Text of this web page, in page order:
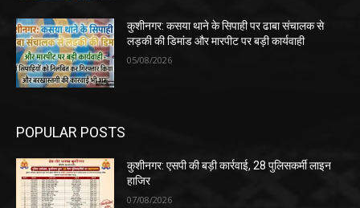
कुशीनगर: कसया थाने के सिपाही पर ढाबा संचालक से
लड़की की डिमांड और मारपीट पर बड़ी कार्यवाही
05/08/2026
POPULAR POSTS
कुशीनगर: एसपी की बड़ी कार्रवाई, 28 पुलिसकर्मी लाइन
हाजिर
07/08/2026